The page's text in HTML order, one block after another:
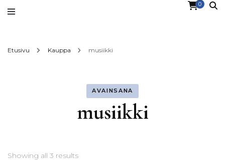
0
Etusivu Kauppa musiikki
AVAINSANA
musiikki
Showing all 3 results